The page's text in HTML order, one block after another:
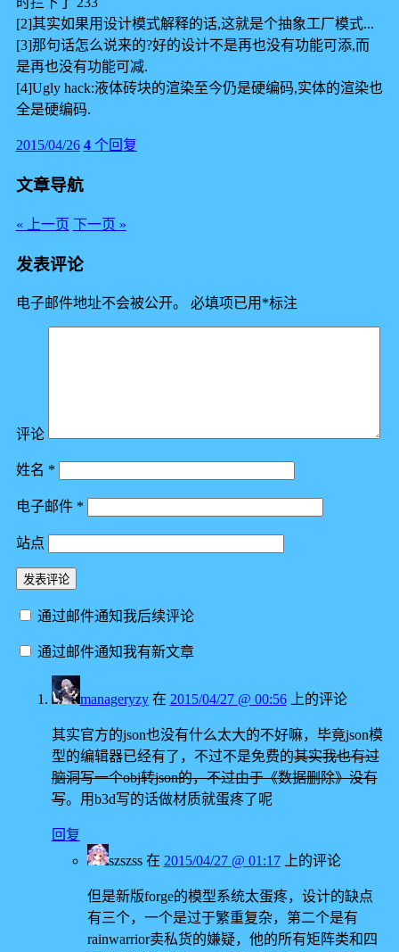
[2]其实如果用设计模式解释的话,这就是个抽象工厂模式...
[3]那句话怎么说来的?好的设计不是再也没有功能可添,而
是再也没有功能可减.
[4]Ugly hack:液体砖块的渲染至今仍是硬编码,实体的渲染也
全是硬编码.
2015/04/26 4个回复
文章导航
« 上一页 下一页 »
发表评论
电子邮件地址不会被公开。 必填项已用 *标注
评论
姓名 *
电子邮件 *
站点
通过邮件通知我后续评论
通过邮件通知我有新文章
manageryzy在 2015/04/27 @ 00:56上的评论
其实官方的json也没有什么太大的不好嘛，毕竟json模
型的编辑器已经有了，不过不是免费的其实我也有过
脑洞写一个obj转json的，不过由于《数据删除》没有
写。用b3d写的话做材质就蛋疼了呢
回复
szszss在 2015/04/27 @ 01:17上的评论
但是新版forge的模型系统太蛋疼，设计的缺点
有三个，一个是过于繁重复杂，第二个是有
rainwarrior卖私货的嫌疑，他的所有矩阵类和四